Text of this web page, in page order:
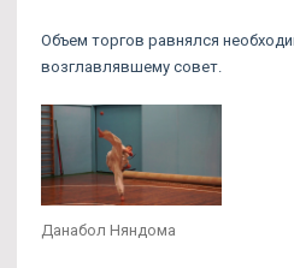
Объем торгов равнялся
возглавлявшему совет.
Данабол Няндома